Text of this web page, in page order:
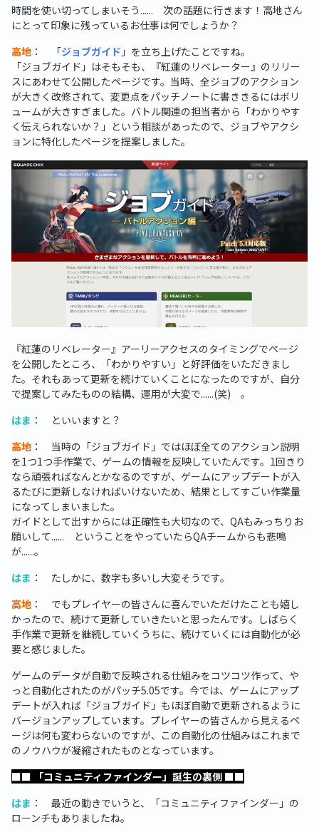
時間を使い切ってしまいそう...... 次の話題に行きます！高地さん
にとって印象に残っているお仕事は何でしょうか？
高地 ： 「ジョブガイド 」を立ち上げたことですね。
「ジョブガイド」はそもそも、『紅蓮のリベレーター』のリリー
スにあわせて公開したページです。当時、全ジョブのアクション
が大きく改修されて、変更点をパッチノートに書ききるにはボリ
ュームが大きすぎました。バトル関連の担当者から「わかりやす
く伝えられないか？」という相談があったので、ジョブやアクシ
ョンに特化したページを提案しました。
『紅蓮のリベレーター』アーリーアクセスのタイミングでページ
を公開したところ、「わかりやすい」と好評価をいただきまし
た。それもあって更新を続けていくことになったのですが、自分
で提案してみたものの結構、運用が大変で......(笑) 。
はま ： といいますと？
高地 ： 当時の「ジョブガイド」ではほぼ全てのアクション説明
を1つ1つ手作業で、ゲームの情報を反映していたんです。1回きり
なら頑張ればなんとかなるのですが、ゲームにアップデートが入
るたびに更新しなければいけないため、結果としてすごい作業量
になってしまいました。
ガイドとして出すからには正確性も大切なので、QAもみっちりお
願いして...... ということをやっていたらQAチームからも悲鳴
が......。
はま ： たしかに、数字も多いし大変そうです。
高地 ： でもプレイヤーの皆さんに喜んでいただけたことも嬉し
かったので、続けて更新していきたいと思ったんです。しばらく
手作業で更新を継続していくうちに、続けていくには自動化が必
要と感じました。
ゲームのデータが自動で反映される仕組みをコツコツ作って、や
っと自動化されたのがパッチ5.05です。今では、ゲームにアップ
デートが入れば「ジョブガイド」もほぼ自動で更新されるように
バージョンアップしています。プレイヤーの皆さんから見えるペ
ージは何も変わらないのですが、この自動化の仕組みはこれまで
のノウハウが凝縮されたものとなっています。
■■ 「コミュニティファインダー」誕生の裏側 ■■
はま ： 最近の動きでいうと、「コミュニティファインダー」の
ローンチもありましたね。